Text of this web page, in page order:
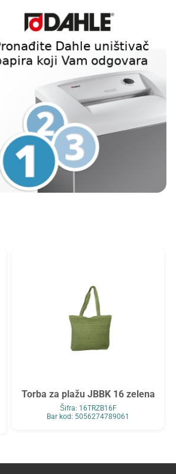
Torba za plažu JBBK 16 zelena
Šifra: 16TRZB16F
Bar kod: 5056274789061